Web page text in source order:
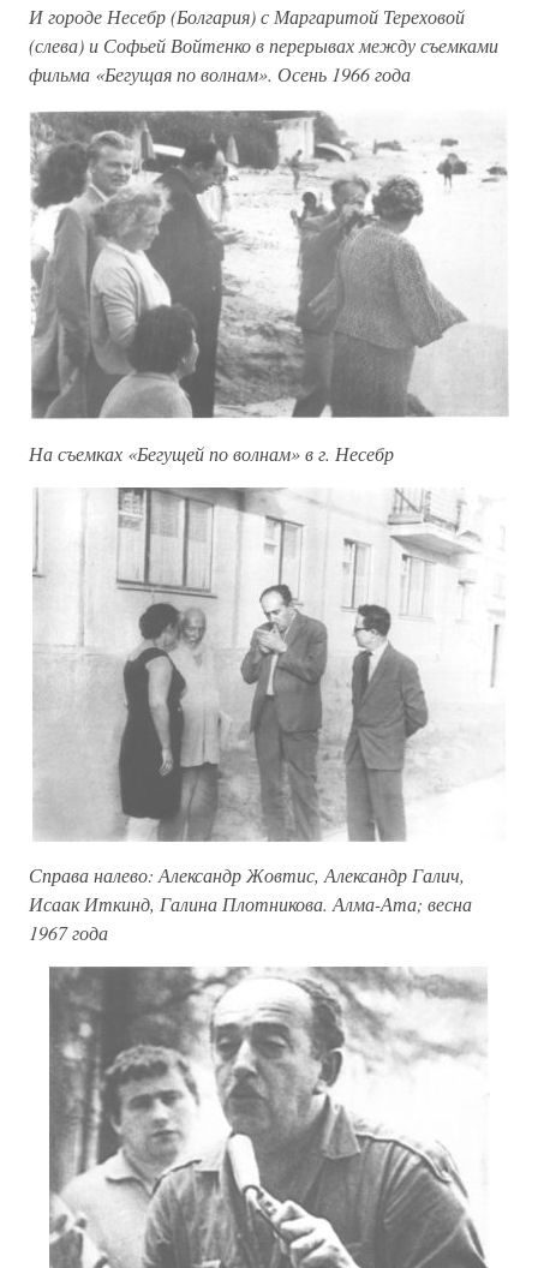
И городе Несебр (Болгария) с Маргаритой Тереховой
(слева) и Софьей Войтенко в перерывах между съемками
фильма «Бегущая по волнам». Осень 1966 года
На съемках «Бегущей по волнам» в г. Несебр
Справа налево: Александр Жовтис, Александр Галич,
Исаак Иткинд, Галина Плотникова. Алма-Ата; весна
1967 года